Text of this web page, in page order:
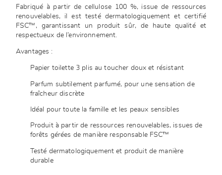
Fabriqué à partir de cellulose 100 %, issue de ressources
renouvelables, il est testé dermatologiquement et certifié
FSC™, garantissant un produit sûr, de haute qualité et
respectueux de l’environnement.
Avantages :
Papier toilette 3 plis au toucher doux et résistant
Parfum subtilement parfumé, pour une sensation de
fraîcheur discrète
Idéal pour toute la famille et les peaux sensibles
Produit à partir de ressources renouvelables, issues de
forêts gérées de manière responsable FSC™
Testé dermatologiquement et produit de manière
durable